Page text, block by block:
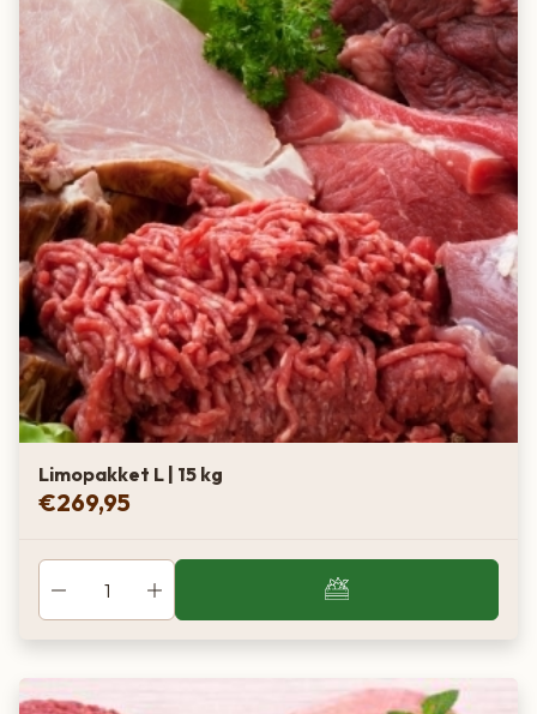
Limopakket L | 15 kg
€269,95